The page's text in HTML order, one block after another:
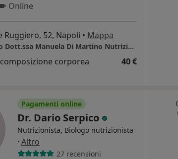
Online
Ruggiero, 52, Napoli • Mappa
Studio privato Dott.ssa Manuela Di Martino Nutrizionista - Centro Osteosan
corporea 40 €
Pagamenti online
Dr. Dario Serpico
Nutrizionista, Biologo nutrizionista
· Altro
27 recensioni